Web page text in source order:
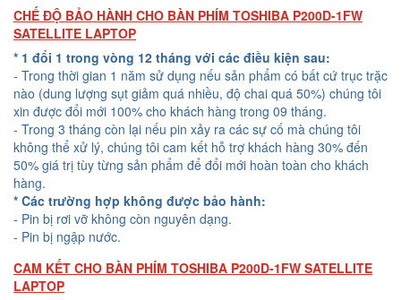
CHẾ ĐỘ BẢO HÀNH CHO BÀN PHÍM TOSHIBA P200D-1FW
SATELLITE LAPTOP
* 1 đổi 1 trong vòng 12 tháng với các điều kiện sau:
- Trong thời gian 1 năm sử dụng nếu sản phẩm có bất cứ trục trặc
nào (dung lượng sụt giảm quá nhiều, độ chai quá 50%) chúng tôi
xin được đổi mới 100% cho khách hàng trong 09 tháng.
- Trong 3 tháng còn lại nếu pin xảy ra các sự cố mà chúng tôi
không thể xử lý, chúng tôi cam kết hỗ trợ khách hàng 30% đến
50% giá trị tùy từng sản phẩm để đổi mới hoàn toàn cho khách
hàng.
* Các trường hợp không được bảo hành:
- Pin bị rơi vỡ không còn nguyên dạng.
- Pin bị ngập nước.
CAM KẾT CHO BÀN PHÍM TOSHIBA P200D-1FW SATELLITE
LAPTOP